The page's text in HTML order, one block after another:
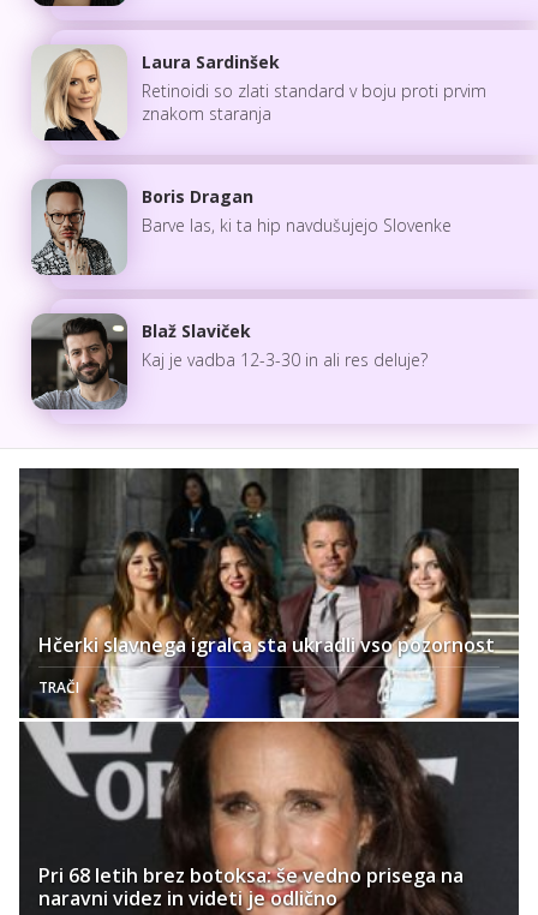
Laura Sardinšek
Retinoidi so zlati standard v boju proti prvim
znakom staranja
Boris Dragan
Barve las, ki ta hip navdušujejo Slovenke
Blaž Slaviček
Kaj je vadba 12-3-30 in ali res deluje?
Hčerki slavnega igralca sta ukradli vso pozornost
TRAČI
Pri 68 letih brez botoksa: še vedno prisega na
naravni videz in videti je odlično